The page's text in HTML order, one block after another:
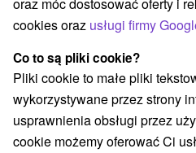
Wszystkie kategorie
Zamki,
Túry a turistické chodníky (1)
Tory gokartowe (2) Pola
Parki miejskie i zamkowe(2)
Zamki(2) Teatry(3)
Sporty(1) Atrakcje z
Wieże obserwacyjne i chodniki
cookies oraz usługi firmy
Co to są pliki cookie?
Pliki cookie to małe pliki
wykorzystywane przez strony
usprawnienia obsługi przez
cookie możemy oferować Ci